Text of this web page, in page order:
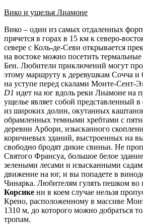
Вико и ущелья Лиамоне
Вико – один из самых отдаленных
прячется в горах в 15 км к северо-
севере с Коль-де-Севи открывается
на востоке можно посетить
Бен. Любители приключений могут
этому маршруту к деревушкам Сочча
на уступе перед скалами Монте-Сент-
D1 идет на юг вдоль реки Лиамоне на
ущелье являет собой представленный
из широких долин, окутанных
обрамленных темными хребтами с
деревни Арбори, изысканного
коричневых зданий, выстроенных на
свободно бродят дикие свиньи. Не
Святого Франсуа, большое белое
зелеными лесами и изысканными
движение на юг, и вы попадете в
Чинарка. Любителям гулять пешком во
Корсике ни в коем случае нельзя
Крено, расположенному в массиве
1310 м, до которого можно добраться
тропам.